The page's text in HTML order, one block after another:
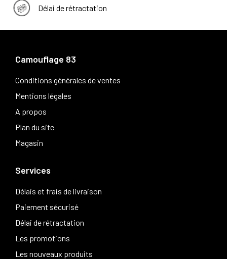
Délai de rétractation
Camouflage 83
Conditions générales de ventes
Mentions légales
A propos
Plan du site
Magasin
Services
Délais et frais de livraison
Paiement sécurisé
Délai de rétractation
Les promotions
Les nouveaux produits